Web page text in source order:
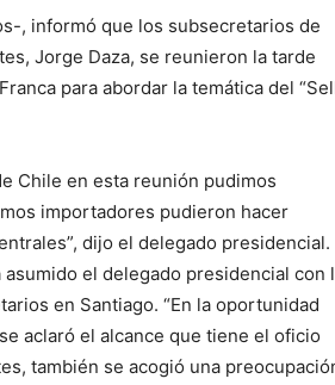
, informó que los subsecretarios de
Jorge Daza, se reunieron la tarde
para abordar la temática del
Chile en esta reunión pudimos
importadores pudieron hacer
dijo el delegado presidencial.
el delegado presidencial con
en Santiago. “En la oportunidad
aclaró el alcance que tiene el oficio
también se acogió una